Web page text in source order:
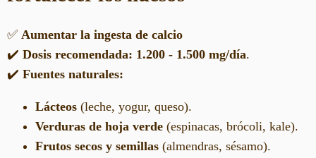
✅ Aumentar la ingesta de calcio
✔️ Dosis recomendada: 1.200 - 1.500 mg/día.
✔️ Fuentes naturales:
Lácteos (leche, yogur, queso).
Verduras de hoja verde (espinacas, brócoli, kale).
Frutos secos y semillas (almendras, sésamo).